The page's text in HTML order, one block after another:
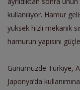
kullanılıyor. Hamur
yüksek hızlı mekanik
hamurun yapısını
Günümüzde Türkiye,
Japonya’da